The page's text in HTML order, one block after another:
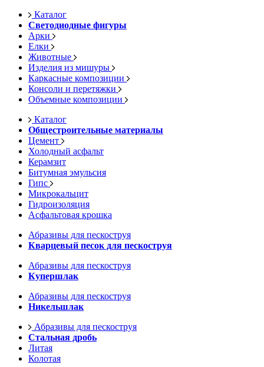
Каталог
Светодиодные фигуры
Арки
Елки
Животные
Изделия из мишуры
Каркасные композиции
Консоли и перетяжки
Объемные композиции
Каталог
Общестроительные материалы
Цемент
Холодный асфальт
Керамзит
Битумная эмульсия
Гипс
Микрокальцит
Гидроизоляция
Асфальтовая крошка
Абразивы для пескоструя
Кварцевый песок для пескоструя
Абразивы для пескоструя
Купершлак
Абразивы для пескоструя
Никельшлак
Абразивы для пескоструя
Стальная дробь
Литая
Колотая